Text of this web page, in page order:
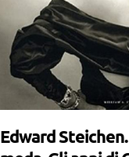
Edward Steichen.